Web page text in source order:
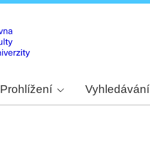
Prohlížení Vyhledávání